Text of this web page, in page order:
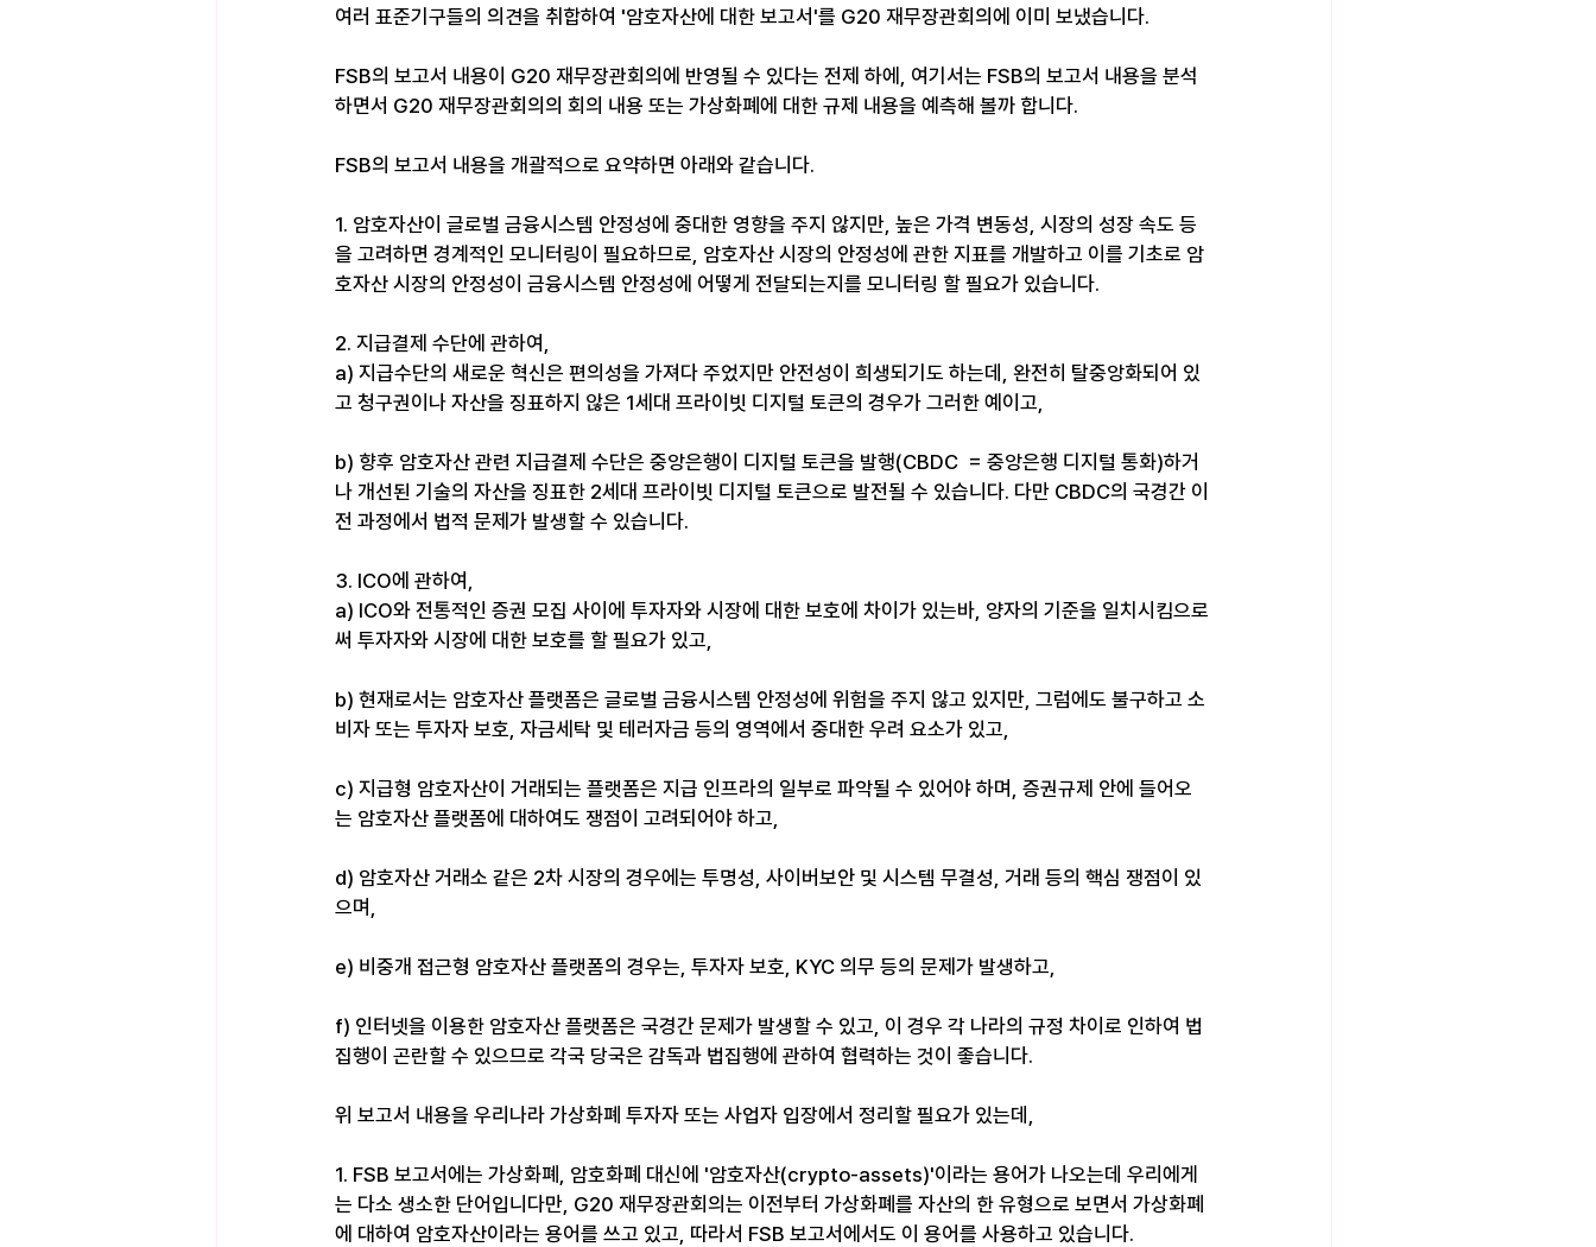
여러 표준기구들의 의견을 취합하여 '암호자산에 대한 보고서'를 G20 재무장관회의에 이미 보냈습니다.
FSB의 보고서 내용이 G20 재무장관회의에 반영될 수 있다는 전제 하에, 여기서는 FSB의 보고서 내용을 분석
하면서 G20 재무장관회의의 회의 내용 또는 가상화폐에 대한 규제 내용을 예측해 볼까 합니다.
FSB의 보고서 내용을 개괄적으로 요약하면 아래와 같습니다.
1. 암호자산이 글로벌 금융시스템 안정성에 중대한 영향을 주지 않지만, 높은 가격 변동성, 시장의 성장 속도 등
을 고려하면 경계적인 모니터링이 필요하므로, 암호자산 시장의 안정성에 관한 지표를 개발하고 이를 기초로 암
호자산 시장의 안정성이 금융시스템 안정성에 어떻게 전달되는지를 모니터링 할 필요가 있습니다.
2. 지급결제 수단에 관하여,
a) 지급수단의 새로운 혁신은 편의성을 가져다 주었지만 안전성이 희생되기도 하는데, 완전히 탈중앙화되어 있
고 청구권이나 자산을 징표하지 않은 1세대 프라이빗 디지털 토큰의 경우가 그러한 예이고,
b) 향후 암호자산 관련 지급결제 수단은 중앙은행이 디지털 토큰을 발행(CBDC  = 중앙은행 디지털 통화)하거
나 개선된 기술의 자산을 징표한 2세대 프라이빗 디지털 토큰으로 발전될 수 있습니다. 다만 CBDC의 국경간 이
전 과정에서 법적 문제가 발생할 수 있습니다.
3. ICO에 관하여,
a) ICO와 전통적인 증권 모집 사이에 투자자와 시장에 대한 보호에 차이가 있는바, 양자의 기준을 일치시킴으로
써 투자자와 시장에 대한 보호를 할 필요가 있고,
b) 현재로서는 암호자산 플랫폼은 글로벌 금융시스템 안정성에 위험을 주지 않고 있지만, 그럼에도 불구하고 소
비자 또는 투자자 보호, 자금세탁 및 테러자금 등의 영역에서 중대한 우려 요소가 있고,
c) 지급형 암호자산이 거래되는 플랫폼은 지급 인프라의 일부로 파악될 수 있어야 하며, 증권규제 안에 들어오
는 암호자산 플랫폼에 대하여도 쟁점이 고려되어야 하고,
d) 암호자산 거래소 같은 2차 시장의 경우에는 투명성, 사이버보안 및 시스템 무결성, 거래 등의 핵심 쟁점이 있
으며,
e) 비중개 접근형 암호자산 플랫폼의 경우는, 투자자 보호, KYC 의무 등의 문제가 발생하고,
f) 인터넷을 이용한 암호자산 플랫폼은 국경간 문제가 발생할 수 있고, 이 경우 각 나라의 규정 차이로 인하여 법
집행이 곤란할 수 있으므로 각국 당국은 감독과 법집행에 관하여 협력하는 것이 좋습니다.
위 보고서 내용을 우리나라 가상화폐 투자자 또는 사업자 입장에서 정리할 필요가 있는데,
1. FSB 보고서에는 가상화폐, 암호화폐 대신에 '암호자산(crypto-assets)'이라는 용어가 나오는데 우리에게
는 다소 생소한 단어입니다만, G20 재무장관회의는 이전부터 가상화폐를 자산의 한 유형으로 보면서 가상화폐
에 대하여 암호자산이라는 용어를 쓰고 있고, 따라서 FSB 보고서에서도 이 용어를 사용하고 있습니다.